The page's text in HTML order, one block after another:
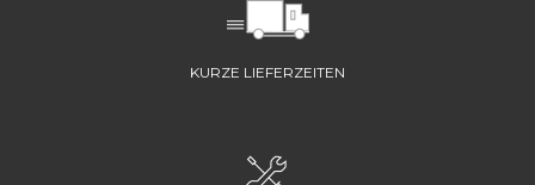
KURZE LIEFERZEITEN